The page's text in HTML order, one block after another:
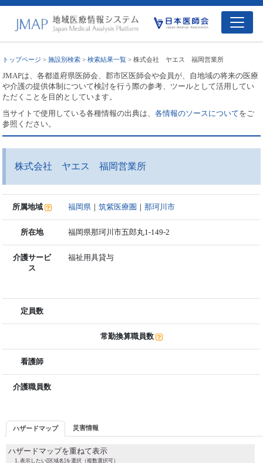
トップページ >施設別検索 >検索結果一覧 > 株式会社 ヤエス 福岡営業所
JMAPは、各都道府県医師会、郡市区医師会や会員が、自地域の将来の医療
や介護の提供体制について検討を行う際の参考、ツールとして活用してい
ただくことを目的としています。
当サイトで使用している各種情報の出典は、各情報のソースについてをご
参照ください。
株式会社 ヤエス 福岡営業所
所属地域 福岡県 ｜筑紫医療圏 ｜那珂川市
所在地 福岡県那珂川市五郎丸1-149-2
介護サービ
ス
福祉用具貸与
定員数
常勤換算職員数
看護師
介護職員数
ハザードマップ 災害情報
ハザードマップを重ねて表示
表示したい[区域名]を選択（複数選択可）